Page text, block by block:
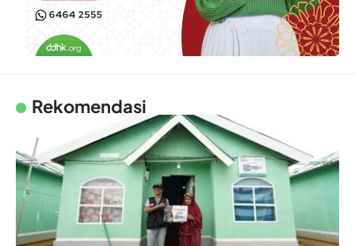
Rekomendasi